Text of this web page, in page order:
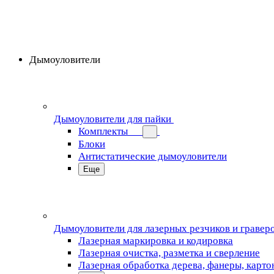
Дымоуловители
Дымоуловители для пайки
Комплекты
Блоки
Антистатические дымоуловители
Еще
Дымоуловители для лазерных резчиков и
Лазерная маркировка и кодировка
Лазерная очистка, разметка и сверление
Лазерная обработка дерева, фанеры,